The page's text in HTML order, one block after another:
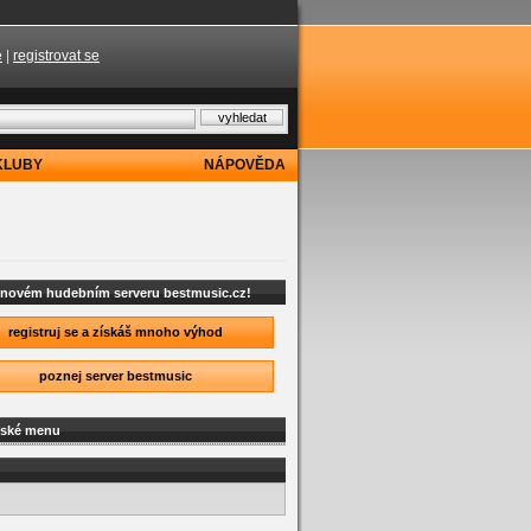
registrovat se
NÁPOVĚDA
hudebním serveru bestmusic.cz!
registruj se a získáš mnoho výhod
poznej server bestmusic
menu